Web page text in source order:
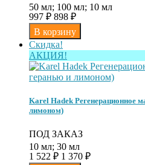
50 мл; 100 мл; 10 мл
997 ₽ 898 ₽
Скидка!
АКЦИЯ!
Karel Hadek Регенерационное
лимоном)
ПОД ЗАКАЗ
10 мл; 30 мл
1 522 ₽ 1 370 ₽